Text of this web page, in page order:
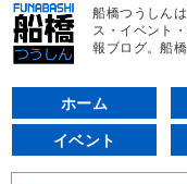
船橋つうしん
ス・イベント
報ブログ。船
ホーム
イベント